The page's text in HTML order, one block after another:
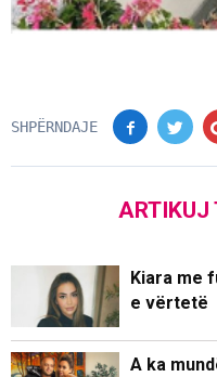
SHPËRNDAJE
ARTIKUJ
Kiara me
e vërtetë
A ka